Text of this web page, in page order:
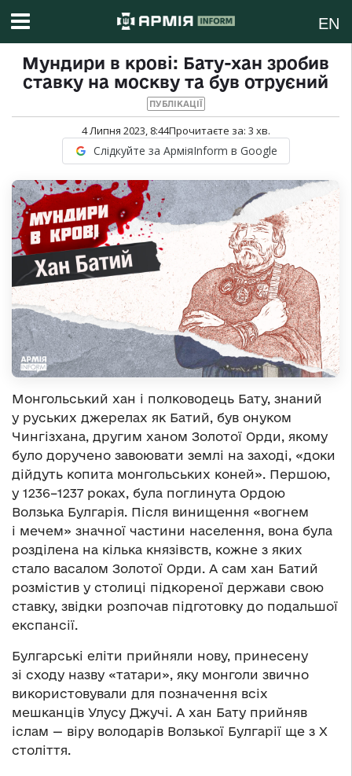
EN
Мундири в крові: Бату-хан зробив
ставку на москву та був отруєний
ПУБЛІКАЦІЇ
4 Липня 2023, 8:44Прочитаєте за: 3 хв.
Слідкуйте за АрміяInform в Google
Монгольський хан і полководець Бату, знаний
у руських джерелах як Батий, був онуком
Чингізхана, другим ханом Золотої Орди, якому
було доручено завоювати землі на заході, «доки
дійдуть копита монгольських коней». Першою,
у 1236–1237 роках, була поглинута Ордою
Волзька Булгарія. Після винищення «вогнем
і мечем» значної частини населення, вона була
розділена на кілька князівств, кожне з яких
стало васалом Золотої Орди. А сам хан Батий
розмістив у столиці підкореної держави свою
ставку, звідки розпочав підготовку до подальшої
експансії.
Булгарські еліти прийняли нову, принесену
зі сходу назву «татари», яку монголи звично
використовували для позначення всіх
мешканців Улусу Джучі. А хан Бату прийняв
іслам — віру володарів Волзької Булгарії ще з Х
століття.